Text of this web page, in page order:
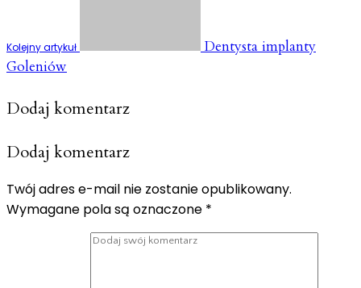
Kolejny artykuł
Dentysta implanty
Goleniów
Dodaj komentarz
Dodaj komentarz
Twój adres e-mail nie zostanie opublikowany.
Wymagane pola są oznaczone *